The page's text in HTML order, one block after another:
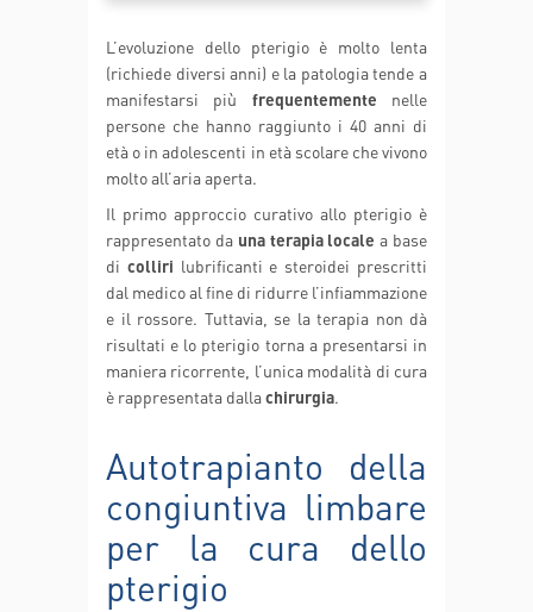
L’evoluzione dello pterigio è molto lenta
(richiede diversi anni) e la patologia tende a
manifestarsi più frequentemente nelle
persone che hanno raggiunto i 40 anni di
età o in adolescenti in età scolare che vivono
molto all’aria aperta.
Il primo approccio curativo allo pterigio è
rappresentato dauna terapia locale a base
di colliri lubrificanti e steroidei prescritti
dal medico al fine di ridurre l’infiammazione
e il rossore. Tuttavia, se la terapia non dà
risultati e lo pterigio torna a presentarsi in
maniera ricorrente, l’unica modalità di cura
è rappresentata dallachirurgia.
Autotrapianto della
congiuntiva limbare
per la cura dello
pterigio